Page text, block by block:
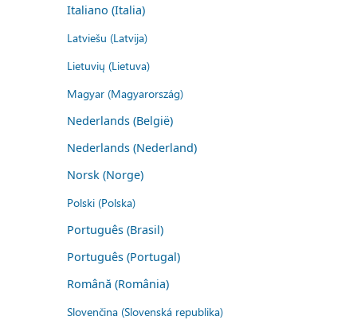
Italiano (Italia)
Latviešu (Latvija)
Lietuvių (Lietuva)
Magyar (Magyarország)
Nederlands (België)
Nederlands (Nederland)
Norsk (Norge)
Polski (Polska)
Português (Brasil)
Português (Portugal)
Română (România)
Slovenčina (Slovenská republika)